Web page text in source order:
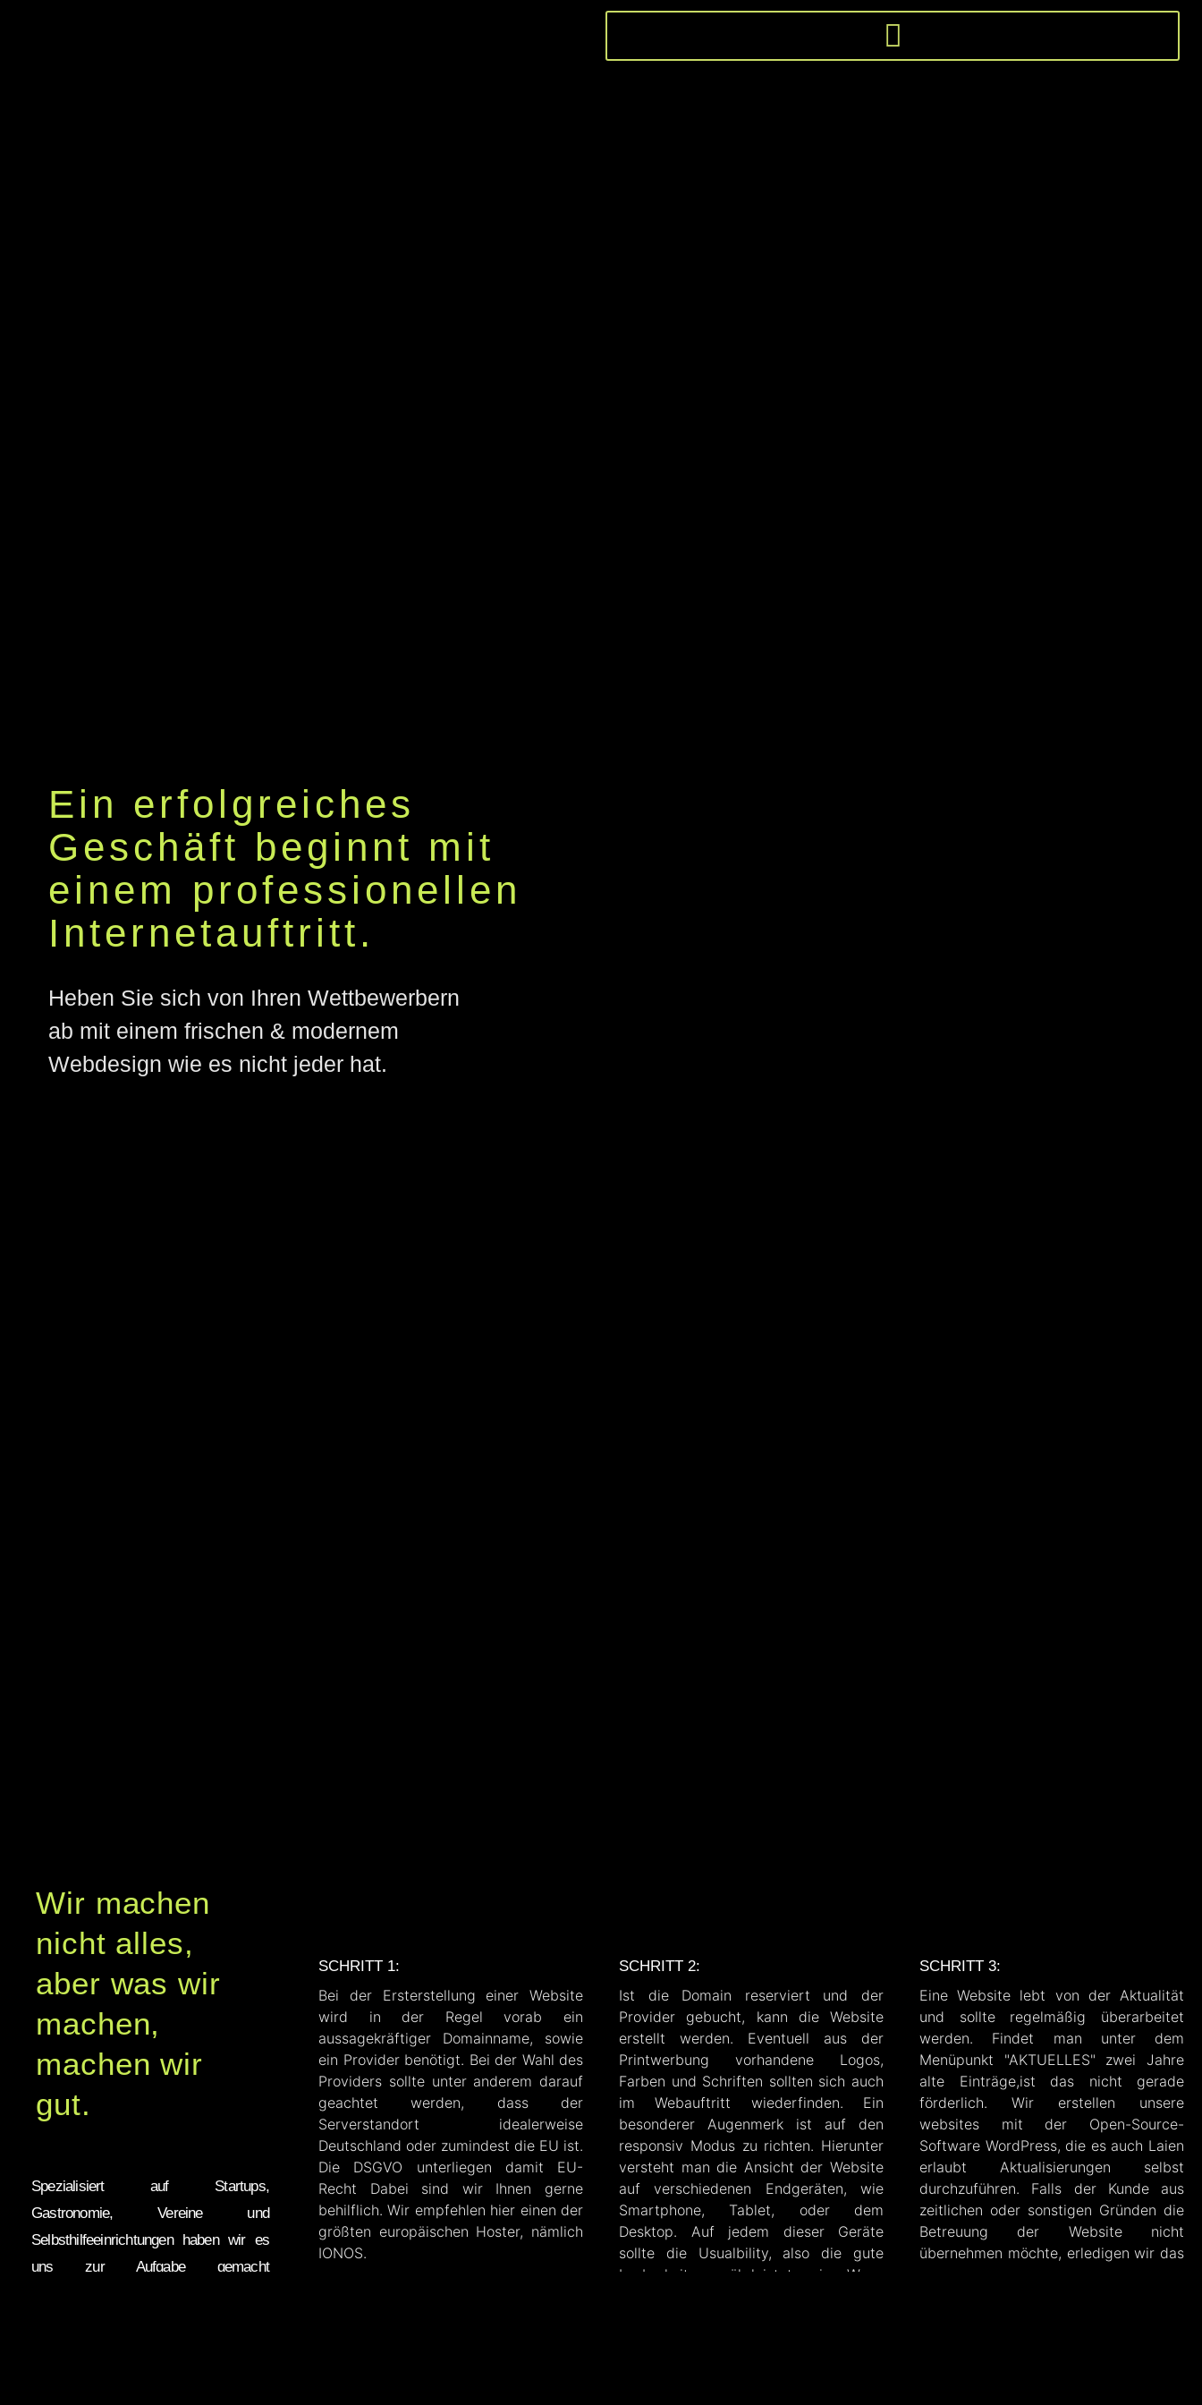
Ein erfolgreiches
Geschäft beginnt mit
einem professionellen
Internetauftritt.
Heben Sie sich von Ihren Wettbewerbern
ab mit einem frischen & modernem
Webdesign wie es nicht jeder hat.
Wir machen
nicht alles,
aber was wir
machen,
machen wir
gut.
Spezialisiert auf Startups,
Gastronomie, Vereine und
Selbsthilfeeinrichtungen haben wir es
uns zur Aufgabe gemacht
SCHRITT 1:
Bei der Ersterstellung einer Website
wird in der Regel vorab ein
aussagekräftiger Domainname, sowie
ein Provider benötigt. Bei der Wahl des
Providers sollte unter anderem darauf
geachtet werden, dass der
Serverstandort idealerweise
Deutschland oder zumindest die EU ist.
Die DSGVO unterliegen damit EU-
Recht Dabei sind wir Ihnen gerne
behilflich. Wir empfehlen hier einen der
größten europäischen Hoster, nämlich
IONOS.
SCHRITT 2:
Ist die Domain reserviert und der
Provider gebucht, kann die Website
erstellt werden. Eventuell aus der
Printwerbung vorhandene Logos,
Farben und Schriften sollten sich auch
im Webauftritt wiederfinden. Ein
besonderer Augenmerk ist auf den
responsiv Modus zu richten. Hierunter
versteht man die Ansicht der Website
auf verschiedenen Endgeräten, wie
Smartphone, Tablet, oder dem
Desktop. Auf jedem dieser Geräte
sollte die Usualbility, also die gute
Lesbarkeit gewährleistet sein. Wenn
SCHRITT 3:
Eine Website lebt von der Aktualität
und sollte regelmäßig überarbeitet
werden. Findet man unter dem
Menüpunkt "AKTUELLES" zwei Jahre
alte Einträge,ist das nicht gerade
förderlich. Wir erstellen unsere
websites mit der Open-Source-
Software WordPress, die es auch Laien
erlaubt Aktualisierungen selbst
durchzuführen. Falls der Kunde aus
zeitlichen oder sonstigen Gründen die
Betreuung der Website nicht
übernehmen möchte, erledigen wir das